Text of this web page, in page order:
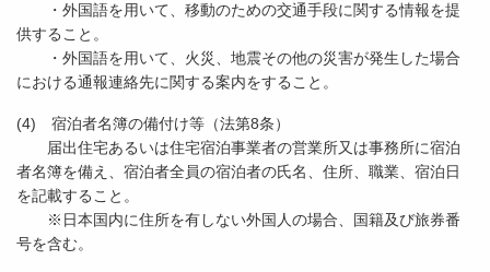
・外国語を用いて、移動のための交通手段に関する情報を提
供すること。
・外国語を用いて、火災、地震その他の災害が発生した場合
における通報連絡先に関する案内をすること。
(4) 宿泊者名簿の備付け等（法第8条）
届出住宅あるいは住宅宿泊事業者の営業所又は事務所に宿泊
者名簿を備え、宿泊者全員の宿泊者の氏名、住所、職業、宿泊日
を記載すること。
※日本国内に住所を有しない外国人の場合、国籍及び旅券番
号を含む。